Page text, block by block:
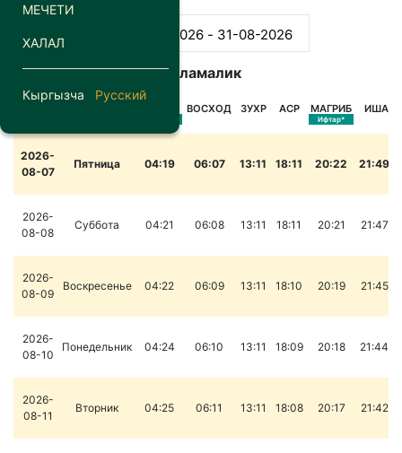
МЕЧЕТИ
ХАЛАЛ
Кыргызча Русский
Саламалик
ВОСХОД ЗУХР АСР МАГРИБ
Ифтар*
ИША
2026-
08-07
Пятница 04:19 06:07 13:11 18:11 20:22 21:49
2026-
08-08
Суббота 04:21 06:08 13:11 18:11 20:21 21:47
2026-
08-09
Воскресенье 04:22 06:09 13:11 18:10 20:19 21:45
2026-
08-10
Понедельник 04:24 06:10 13:11 18:09 20:18 21:44
2026-
08-11
Вторник 04:25 06:11 13:11 18:08 20:17 21:42